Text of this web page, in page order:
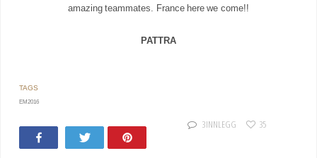
amazing teammates. France here we come!!
PATTRA
EM2016
Tweet
3 INNLEGG 35